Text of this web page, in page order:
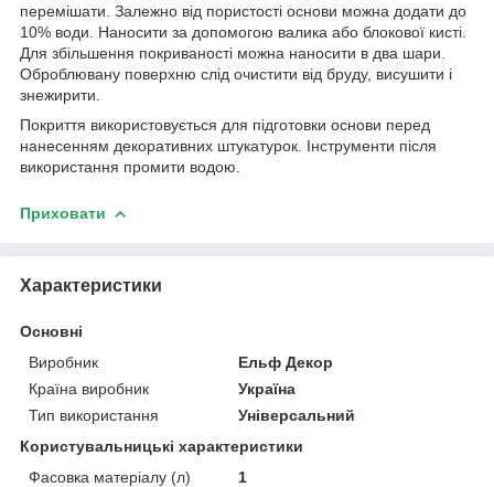
перемішати. Залежно від пористості основи можна додати до
10% води. Наносити за допомогою валика або блокової кисті.
Для збільшення покриваності можна наносити в два шари.
Оброблювану поверхню слід очистити від бруду, висушити і
знежирити.
Покриття використовується для підготовки основи перед
нанесенням декоративних штукатурок. Інструменти після
використання промити водою.
Приховати
Характеристики
Основні
Виробник
Ельф Декор
Країна виробник
Україна
Тип використання
Універсальний
Користувальницькі характеристики
Фасовка матеріалу (л)
1